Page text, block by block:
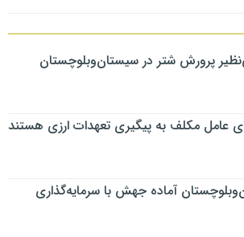
پرورش شتر در سیستان‌وبلوچستان
عامل مکلف به پیگیری تعهدات ارزی هستند
آماده جهش با سرمایه‌گذاری